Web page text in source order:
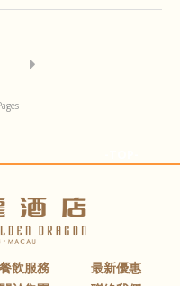
餐飲服務
最新優惠